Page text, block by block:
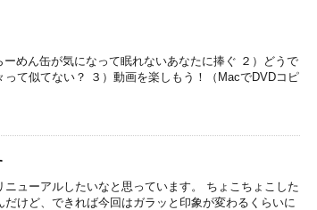
めん缶が気になって眠れないあなたに捧ぐ ２）どうで
って似てない？ ３）動画を楽しもう！（MacでDVDコピ
ューアルしたいなと思っています。 ちょこちょこした
だけど、できれば今回はガラッと印象が変わるくらいに